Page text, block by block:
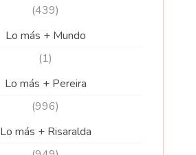
(439)
Lo más + Mundo
(1)
Lo más + Pereira
(996)
Lo más + Risaralda